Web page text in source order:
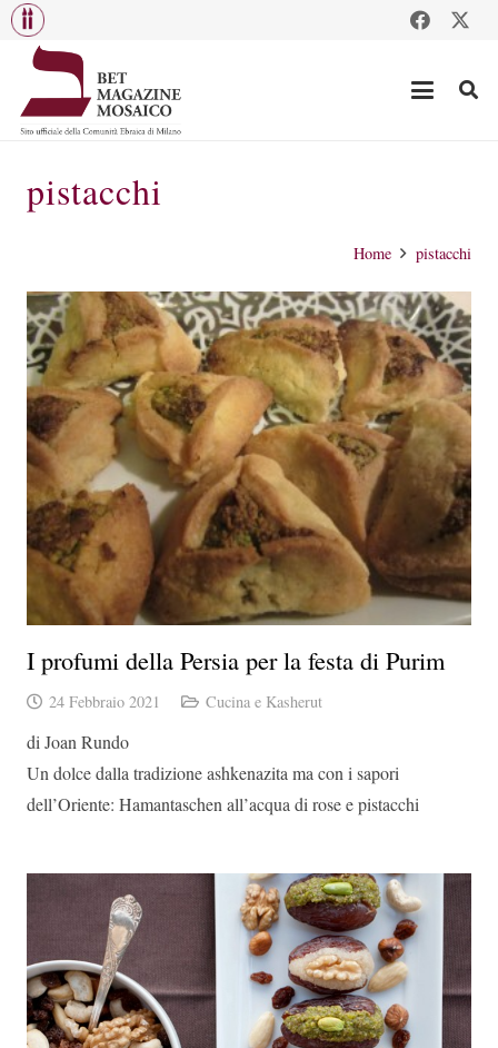
pistacchi
Home pistacchi
I profumi della Persia per la festa di Purim
24 Febbraio 2021 Cucina e Kasherut
di Joan Rundo
Un dolce dalla tradizione ashkenazita ma con i sapori
dell’Oriente: Hamantaschen all’acqua di rose e pistacchi